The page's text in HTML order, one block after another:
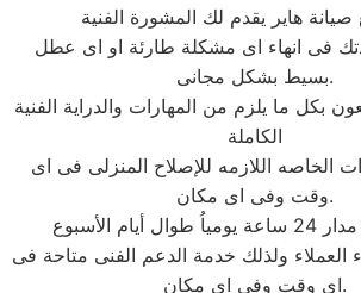
هاير يقدم لك المشورة الفنية
فى انهاء اى مشكلة طارئة او اى عطل
بسيط بشكل مجانى.
بكل ما يلزم من المهارات والدراية الفنية
الكاملة
الخاصه اللازمه للإصلاح المنزلى فى اى
وقت وفى اى مكان.
العملاء ولذلك خدمة الدعم الفنى متاحة فى
اى وقت وفى اى مكان.